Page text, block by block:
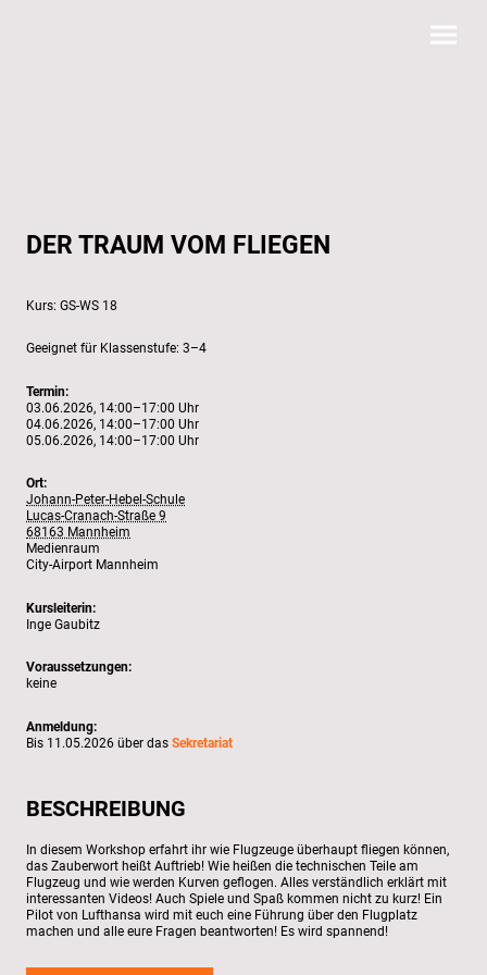
DER TRAUM VOM FLIEGEN
GS-WS 18
3–4
Termin:
03.06.2026, 14:00–17:00 Uhr
04.06.2026, 14:00–17:00 Uhr
05.06.2026, 14:00–17:00 Uhr
Ort:
Johann-Peter-Hebel-Schule
Lucas-Cranach-Straße 9
68163 Mannheim
Medienraum
City-Airport Mannheim
Kursleiterin:
Inge Gaubitz
Voraussetzungen:
keine
Anmeldung:
Bis 11.05.2026 über das Sekretariat
BESCHREIBUNG
In diesem Workshop erfahrt ihr wie Flugzeuge überhaupt fliegen können,
das Zauberwort heißt Auftrieb! Wie heißen die technischen Teile am
Flugzeug und wie werden Kurven geflogen. Alles verständlich erklärt mit
interessanten Videos! Auch Spiele und Spaß kommen nicht zu kurz! Ein
Pilot von Lufthansa wird mit euch eine Führung über den Flugplatz
machen und alle eure Fragen beantworten! Es wird spannend!